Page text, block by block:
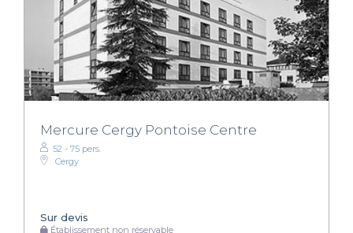
Mercure Cergy Pontoise Centre
52 - 75 pers.
Cergy
Sur devis
Établissement non réservable